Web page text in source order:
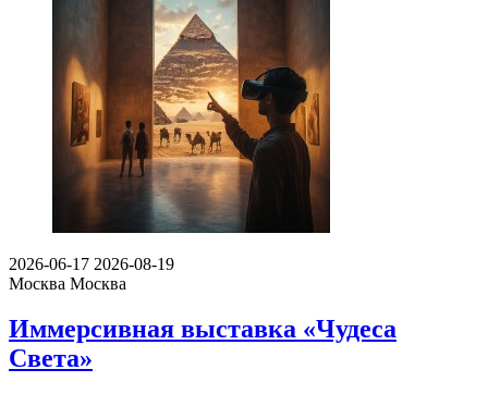
2026-06-17 2026-08-19
Москва Москва
Иммерсивная выставка «Чудеса
Света»